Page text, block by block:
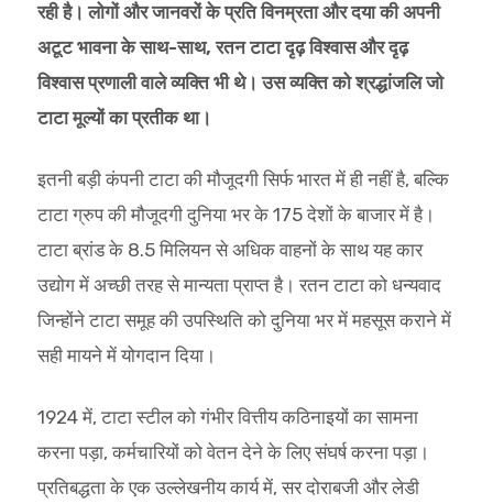
रही है। लोगों और जानवरों के प्रति विनम्रता और दया की अपनी
अटूट भावना के साथ-साथ, रतन टाटा दृढ़ विश्वास और दृढ़
विश्वास प्रणाली वाले व्यक्ति भी थे। उस व्यक्ति को श्रद्धांजलि जो
टाटा मूल्यों का प्रतीक था।
इतनी बड़ी कंपनी टाटा की मौजूदगी सिर्फ भारत में ही नहीं है, बल्कि
टाटा ग्रुप की मौजूदगी दुनिया भर के 175 देशों के बाजार में है।
टाटा ब्रांड के 8.5 मिलियन से अधिक वाहनों के साथ यह कार
उद्योग में अच्छी तरह से मान्यता प्राप्त है। रतन टाटा को धन्यवाद
जिन्होंने टाटा समूह की उपस्थिति को दुनिया भर में महसूस कराने में
सही मायने में योगदान दिया।
1924 में, टाटा स्टील को गंभीर वित्तीय कठिनाइयों का सामना
करना पड़ा, कर्मचारियों को वेतन देने के लिए संघर्ष करना पड़ा।
प्रतिबद्धता के एक उल्लेखनीय कार्य में, सर दोराबजी और लेडी